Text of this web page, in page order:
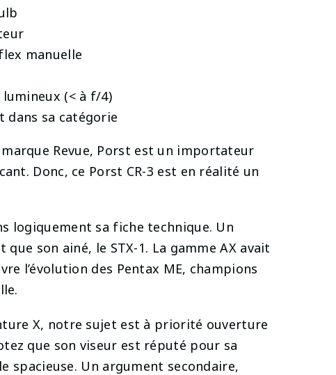
manuelle
(< à f/4)
dans sa catégorie
Revue, Porst est un importateur
Donc, ce Porst CR-3 est en réalité un
logiquement sa fiche technique. Un
son ainé, le STX-1. La gamme AX avait
l’évolution des Pentax ME, champions
X, notre sujet est à priorité ouverture
que son viseur est réputé pour sa
spacieuse. Un argument secondaire,